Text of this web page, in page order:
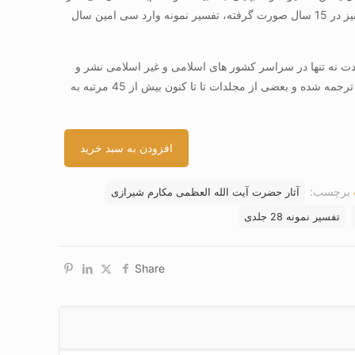
و با توجه به این که تآلیف این تفسیر نیز در 15 سال صورت گرفته، تفسیر نمونه وارد سی امین سال
نه تنها در سراسر کشور های اسلامی و غیر اسلامی نشر و
گسترش یافته و به زبان های مختلفی ترجمه شده و بعضی از مجلدات تا تا کنون بیش از 45 مرتبه به
افزودن به سبد خرید
برچسب: آثار حضرت آیت الله العظمی مکارم شیرازی
تفسیر نمونه 28 جلدی
Share